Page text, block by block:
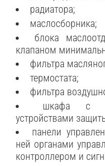
радиатора;
маслосборника;
блока
клапаном
фильтра
термостата;
фильтра
шкафа с
устройствами
панели
ней органами
контроллером и